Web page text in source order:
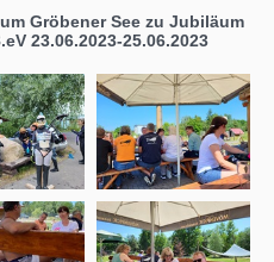
Gröbener See zu Jubiläum
23.06.2023-25.06.2023